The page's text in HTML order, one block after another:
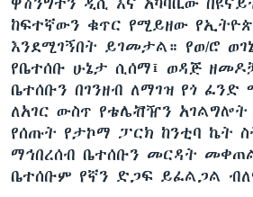
ከፍተኛውን ቁጥር የሚይዘው
እንደሚገኝበት ይገመታል። የወ/ሮ
የቤተሰቡ ሁኔታ ሲሰማ፤ ወዳጅ
ቤተሰቡን በገንዘብ ለማገዝ የጎ ፈንድ
ለአገር ውስጥ የቴሌቭዥን አገልግሎት
የሰጡት የታኮማ ፓርክ ከንቲባ ኬት
ማኅበረሰብ ቤተሰቡን መርዳት
ቤተሰቡም የኛን ድጋፍ ይፈልጋል